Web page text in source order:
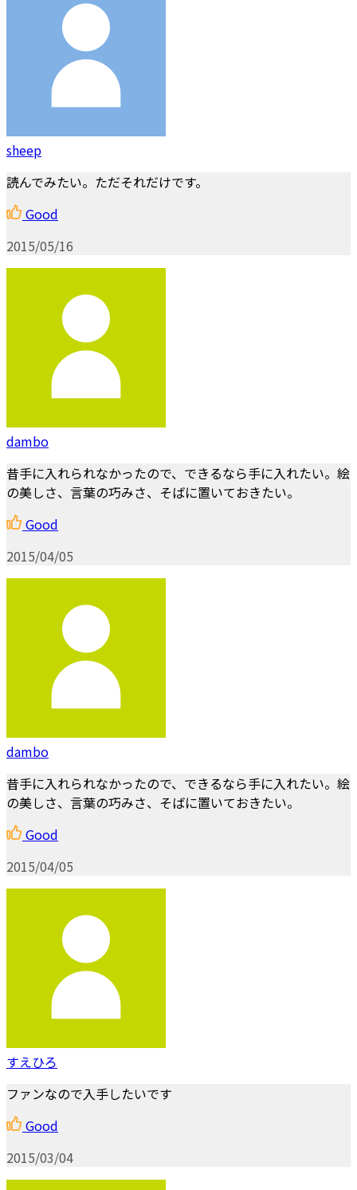
sheep
読んでみたい。ただそれだけです。
Good
2015/05/16
dambo
昔手に入れられなかったので、できるなら手に入れたい。絵
の美しさ、言葉の巧みさ、そばに置いておきたい。
Good
2015/04/05
dambo
昔手に入れられなかったので、できるなら手に入れたい。絵
の美しさ、言葉の巧みさ、そばに置いておきたい。
Good
2015/04/05
すえひろ
ファンなので入手したいです
Good
2015/03/04